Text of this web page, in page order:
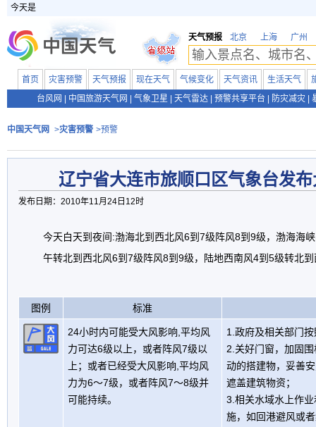
今天是
天气预报 北京 上海 广州
首页 灾害预警 天气预报 现在天气 气候变化 天气资讯 生活天气
台风网
中国旅游天气网 气象卫星 天气雷达 预警共享平台 防灾减灾
中国天气网 >灾害预警 >预警
辽宁省大连市旅顺口区气象台发
发布日期：2010年11月24日12时
今天白天到夜间:渤海北到西北风6到7级阵风8到9级，渤海海
午转北到西北风6到7级阵风8到9级，陆地西南风4到5级转北
图例 标准
24小时内可能受大风影响,平均风
力可达6级以上，或者阵风7级以
上；或者已经受大风影响,平均风
力为6～7级，或者阵风7～8级并
可能持续。
1.政府及相关部门
2.关好门窗，加固
动的搭建物，妥善
遮盖建筑物资；
3.相关水域水上作
施，如回港避风或